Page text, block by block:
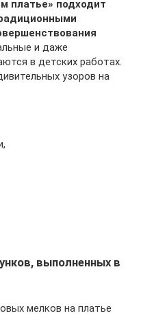
платье» подходит
и даже
в детских работах.
узоров на
выполненных в
мелков на платье